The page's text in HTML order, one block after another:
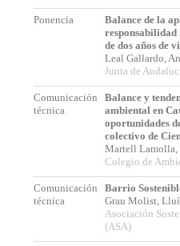
Ponencia
Balance de la
responsabilidad
de dos años de
Leal Gallardo,
Junta de
Comunicación
técnica
Balance y
ambiental en
oportunidades
colectivo de
Martell
Colegio de
Comunicación
técnica
Barrio
Grau Molist,
Asociación
(ASA)